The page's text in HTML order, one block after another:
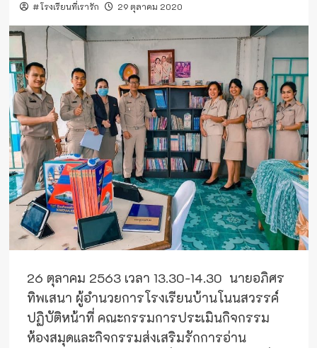
#โรงเรียนที่เรารัก 29 ตุลาคม 2020
26 ตุลาคม 2563 เวลา 13.30-14.30 นายอภิศร
ทิพเสนา ผู้อำนวยการโรงเรียนบ้านโนนสวรรค์
ปฏิบัติหน้าที่ คณะกรรมการประเมินกิจกรรม
ห้องสมุดและกิจกรรมส่งเสริมรักการอ่าน